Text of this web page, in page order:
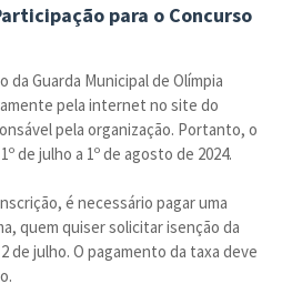
para o Concurso
Guarda Municipal de Olímpia
pela internet no site do
pela organização. Portanto, o
de julho a 1º de agosto de 2024.
é necessário pagar uma
quem quiser solicitar isenção da
de julho. O pagamento da taxa deve